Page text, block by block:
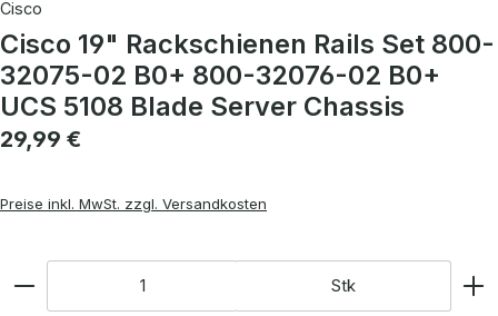
Cisco
Cisco 19" Rackschienen Rails Set 800-
32075-02 B0+ 800-32076-02 B0+
UCS 5108 Blade Server Chassis
Regulärer Preis:
29,99 €
Preise inkl. MwSt. zzgl. Versandkosten
Stk